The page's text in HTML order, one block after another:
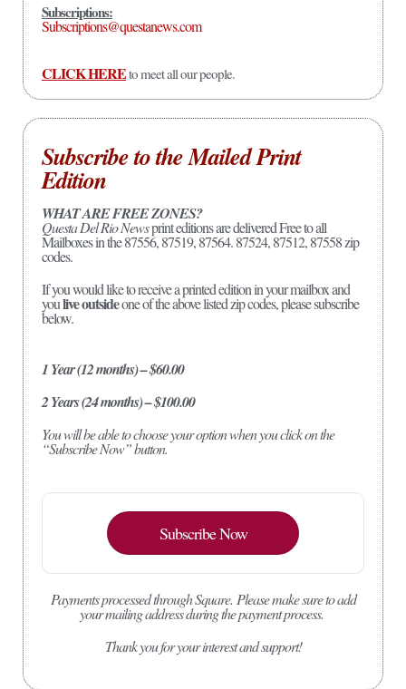
Subscriptions:
Subscriptions@questanews.com
CLICK HEREto meet all our people.
Subscribe to the Mailed Print
Edition
WHAT ARE FREE ZONES?
Questa Del Rio Newsprint editions are delivered Free to all
Mailboxes in the 87556, 87519, 87564. 87524, 87512, 87558 zip
codes.
If you would like to receive a printed edition in your mailbox and
youlive outsideone of the above listed zip codes, please subscribe
below.
1 Year (12 months) – $60.00
2 Years (24 months) – $100.00
You will be able to choose your option when you click on the
“Subscribe Now” button.
Subscribe Now
Payments processed through Square. Please make sure to add
your mailing address during the payment process.
Thank you for your interest and support!